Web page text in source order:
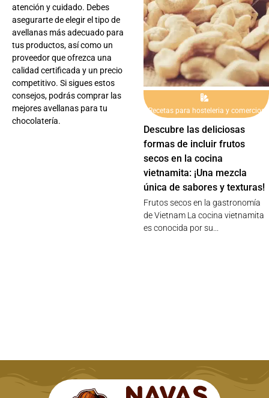
atención y cuidado. Debes
asegurarte de elegir el tipo de
avellanas más adecuado para
tus productos, así como un
proveedor que ofrezca una
calidad certificada y un precio
competitivo. Si sigues estos
consejos, podrás comprar las
mejores avellanas para tu
chocolatería.
Recetas para hosteleria y comercios
Descubre las deliciosas
formas de incluir frutos
secos en la cocina
vietnamita: ¡Una mezcla
única de sabores y texturas!
Frutos secos en la gastronomía
de Vietnam La cocina vietnamita
es conocida por su...